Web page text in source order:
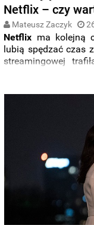
Netflix – czy
Mateusz Zaczyk
Netflix ma kolejną
lubią spędzać czas
streamingowej